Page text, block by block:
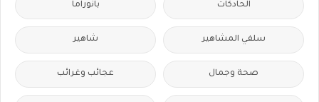
الحادكات بانوراما
سلفي المشاهير شاهير
صحة وجمال عجائب وغرائب